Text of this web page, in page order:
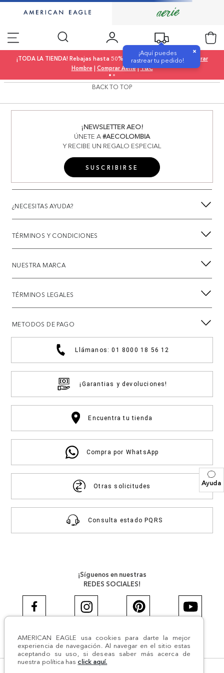
Ayuda
AMERICAN EAGLE usa cookies para darte la mejor
experiencia de navegación. Al navegar en el sitio estas
aceptando su uso, si deseas saber más acerca de
nuestra política has click aquí.
¡Aquí puedes
rastrear tu pedido!
×
¡TODA LA TIENDA! Rebajas hasta 50% OFF |Comprar Mujer|
Comprar
Hombre | Comprar Aerie|T&C
BACK TO TOP
¡NEWSLETTER AEO!
ÚNETE A#AECOLOMBIA
Y RECIBE UN REGALO ESPECIAL
SUSCRIBIRSE
¿NECESITAS AYUDA?
TÉRMINOS Y CONDICIONES
NUESTRA MARCA
TÉRMINOS LEGALES
METODOS DE PAGO
Llámanos: 01 8000 18 56 12
¡Garantias y devoluciones!
Encuentra tu tienda
Compra por WhatsApp
Otras solicitudes
Consulta estado PQRS
¡Síguenos en nuestras
REDES SOCIALES!
#AEJEANS #AerieREALCOL